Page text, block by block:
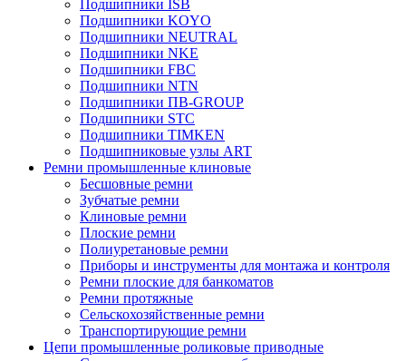
Подшипники ISB
Подшипники KOYO
Подшипники NEUTRAL
Подшипники NKE
Подшипники FBC
Подшипники NTN
Подшипники ПВ-GROUP
Подшипники STC
Подшипники TIMKEN
Подшипниковые узлы ART
Ремни промышленные клиновые
Бесшовные ремни
Зубчатые ремни
Клиновые ремни
Плоские ремни
Полиуретановые ремни
Приборы и инструменты для монтажа и контроля
Ремни плоские для банкоматов
Ремни протяжные
Сельскохозяйственные ремни
Транспортирующие ремни
Цепи промышленные роликовые приводные